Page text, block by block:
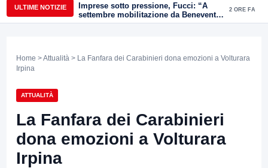
ULTIME NOTIZIE
Imprese sotto pressione, Fucci: “A
settembre mobilitazione da Benevento
e Avellino”
2 ORE FA
Home >Attualità > La Fanfara dei Carabinieri dona emozioni a Volturara
Irpina
ATTUALITÀ
La Fanfara dei Carabinieri
dona emozioni a Volturara
Irpina